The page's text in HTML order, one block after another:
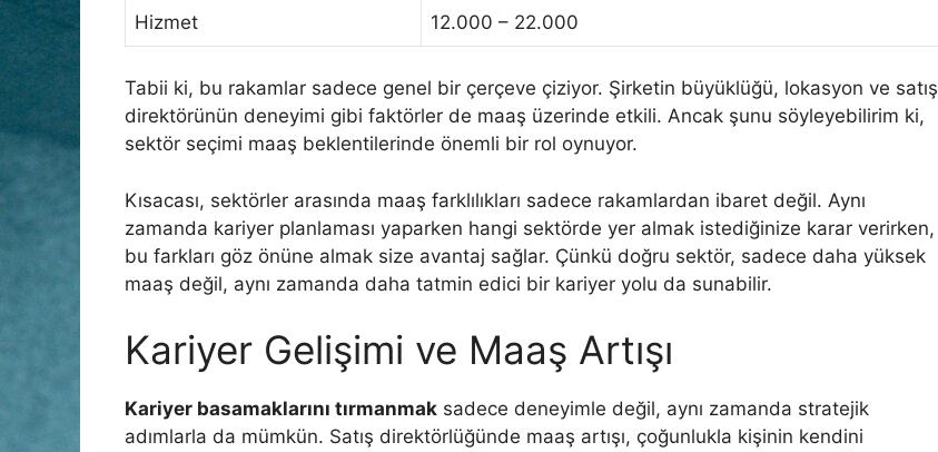
Hizmet 12.000 – 22.000
Tabii ki, bu rakamlar sadece genel bir çerçeve çiziyor. Şirketin büyüklüğü, lokasyon ve satış
direktörünün deneyimi gibi faktörler de maaş üzerinde etkili. Ancak şunu söyleyebilirim ki,
sektör seçimi maaş beklentilerinde önemli bir rol oynuyor.
Kısacası, sektörler arasında maaş farklılıkları sadece rakamlardan ibaret değil. Aynı
zamanda kariyer planlaması yaparken hangi sektörde yer almak istediğinize karar verirken,
bu farkları göz önüne almak size avantaj sağlar. Çünkü doğru sektör, sadece daha yüksek
maaş değil, aynı zamanda daha tatmin edici bir kariyer yolu da sunabilir.
Kariyer Gelişimi ve Maaş Artışı
Kariyer basamaklarını tırmanmak sadece deneyimle değil, aynı zamanda stratejik
adımlarla da mümkün. Satış direktörlüğünde maaş artışı, çoğunlukla kişinin kendini